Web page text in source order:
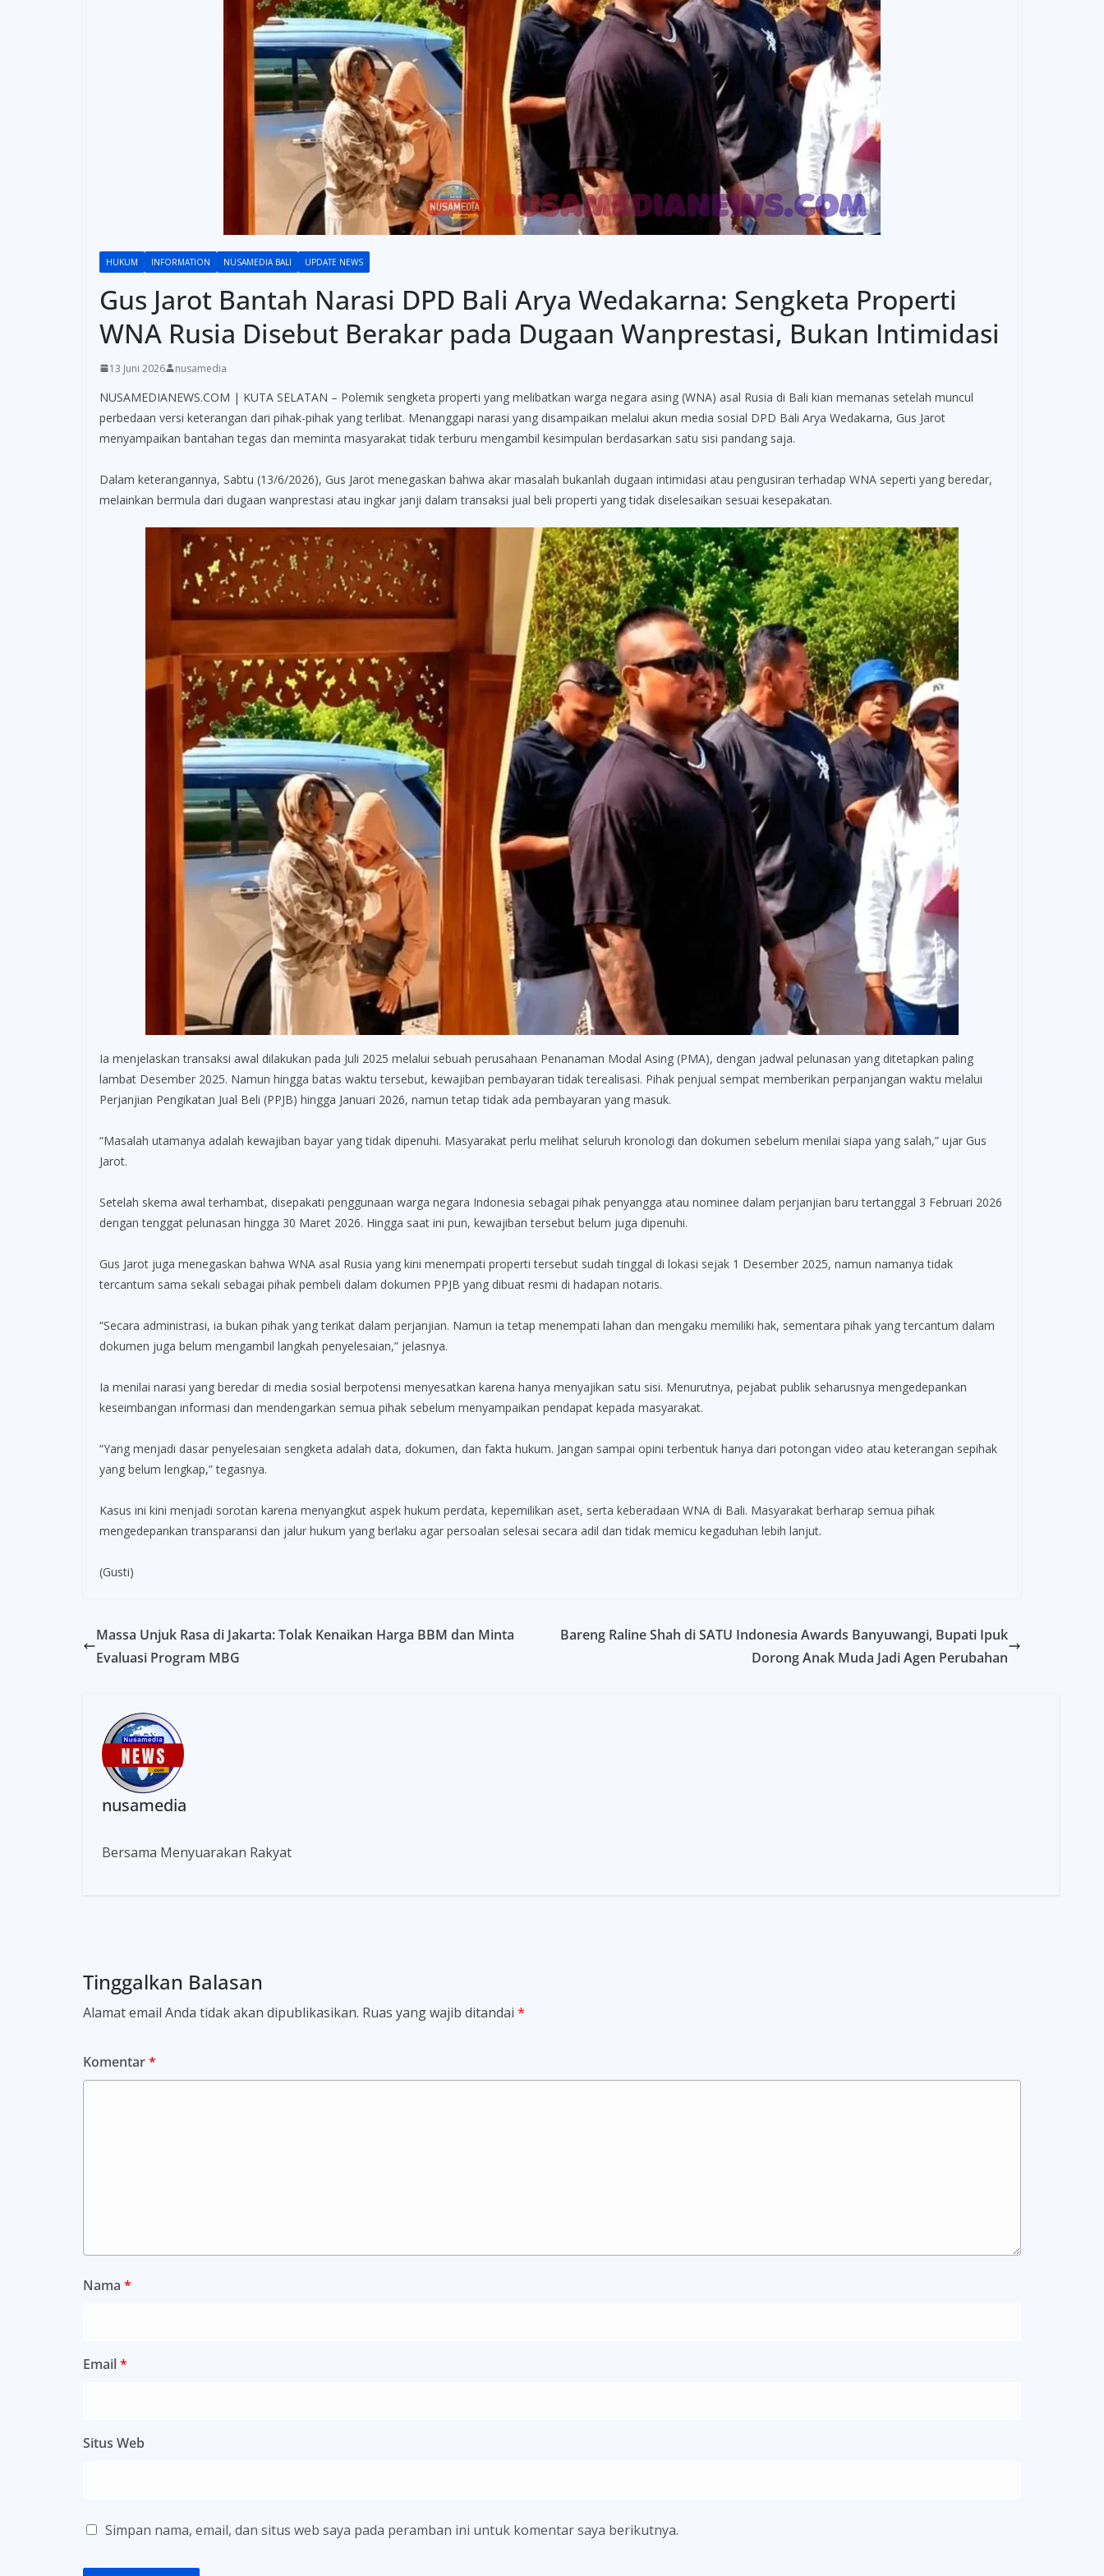
HUKUM INFORMATION NUSAMEDIA BALI UPDATE NEWS
Gus Jarot Bantah Narasi DPD Bali Arya Wedakarna: Sengketa Properti
WNA Rusia Disebut Berakar pada Dugaan Wanprestasi, Bukan Intimidasi
13 Juni 2026 nusamedia
NUSAMEDIANEWS.COM | KUTA SELATAN – Polemik sengketa properti yang melibatkan warga negara asing (WNA) asal Rusia di Bali kian memanas setelah muncul
perbedaan versi keterangan dari pihak-pihak yang terlibat. Menanggapi narasi yang disampaikan melalui akun media sosial DPD Bali Arya Wedakarna, Gus Jarot
menyampaikan bantahan tegas dan meminta masyarakat tidak terburu mengambil kesimpulan berdasarkan satu sisi pandang saja.
Dalam keterangannya, Sabtu (13/6/2026), Gus Jarot menegaskan bahwa akar masalah bukanlah dugaan intimidasi atau pengusiran terhadap WNA seperti yang beredar,
melainkan bermula dari dugaan wanprestasi atau ingkar janji dalam transaksi jual beli properti yang tidak diselesaikan sesuai kesepakatan.
Ia menjelaskan transaksi awal dilakukan pada Juli 2025 melalui sebuah perusahaan Penanaman Modal Asing (PMA), dengan jadwal pelunasan yang ditetapkan paling
lambat Desember 2025. Namun hingga batas waktu tersebut, kewajiban pembayaran tidak terealisasi. Pihak penjual sempat memberikan perpanjangan waktu melalui
Perjanjian Pengikatan Jual Beli (PPJB) hingga Januari 2026, namun tetap tidak ada pembayaran yang masuk.
“Masalah utamanya adalah kewajiban bayar yang tidak dipenuhi. Masyarakat perlu melihat seluruh kronologi dan dokumen sebelum menilai siapa yang salah,” ujar Gus
Jarot.
Setelah skema awal terhambat, disepakati penggunaan warga negara Indonesia sebagai pihak penyangga atau nominee dalam perjanjian baru tertanggal 3 Februari 2026
dengan tenggat pelunasan hingga 30 Maret 2026. Hingga saat ini pun, kewajiban tersebut belum juga dipenuhi.
Gus Jarot juga menegaskan bahwa WNA asal Rusia yang kini menempati properti tersebut sudah tinggal di lokasi sejak 1 Desember 2025, namun namanya tidak
tercantum sama sekali sebagai pihak pembeli dalam dokumen PPJB yang dibuat resmi di hadapan notaris.
“Secara administrasi, ia bukan pihak yang terikat dalam perjanjian. Namun ia tetap menempati lahan dan mengaku memiliki hak, sementara pihak yang tercantum dalam
dokumen juga belum mengambil langkah penyelesaian,” jelasnya.
Ia menilai narasi yang beredar di media sosial berpotensi menyesatkan karena hanya menyajikan satu sisi. Menurutnya, pejabat publik seharusnya mengedepankan
keseimbangan informasi dan mendengarkan semua pihak sebelum menyampaikan pendapat kepada masyarakat.
“Yang menjadi dasar penyelesaian sengketa adalah data, dokumen, dan fakta hukum. Jangan sampai opini terbentuk hanya dari potongan video atau keterangan sepihak
yang belum lengkap,” tegasnya.
Kasus ini kini menjadi sorotan karena menyangkut aspek hukum perdata, kepemilikan aset, serta keberadaan WNA di Bali. Masyarakat berharap semua pihak
mengedepankan transparansi dan jalur hukum yang berlaku agar persoalan selesai secara adil dan tidak memicu kegaduhan lebih lanjut.
(Gusti)
Massa Unjuk Rasa di Jakarta: Tolak Kenaikan Harga BBM dan Minta
Evaluasi Program MBG
Bareng Raline Shah di SATU Indonesia Awards Banyuwangi, Bupati Ipuk
Dorong Anak Muda Jadi Agen Perubahan
nusamedia
Bersama Menyuarakan Rakyat
Tinggalkan Balasan
Alamat email Anda tidak akan dipublikasikan. Ruas yang wajib ditandai *
Komentar*
Nama *
Email*
Situs Web
Simpan nama, email, dan situs web saya pada peramban ini untuk komentar saya berikutnya.